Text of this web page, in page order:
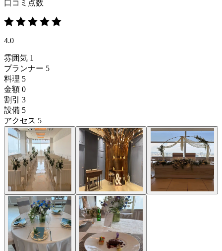
口コミ点数
4.0
雰囲気 1
プランナー 5
料理 5
金額 0
割引
3
設備 5
アクセス 5